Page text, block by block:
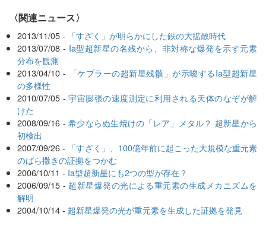
〈関連ニュース〉
2013/11/05 -
「すざく」が明らかにした鉄の大拡散時代
2013/07/08 - Ia型超新星の名残から、非対称な爆発を示す元素
分布を観測
2013/04/10 -
「ケプラーの超新星残骸」が示唆するIa型超新星
の多様性
2010/07/05 -宇宙膨張の速度測定に利用される天体のなぞが解
けた
2008/09/16 - 希少ならぬ生焼けの「レア」メタル？ 超新星から
初検出
2007/09/26 -
「すざく」、100億年前に起こった大規模な重元素
のばら撒きの証拠をつかむ
2006/10/11 - Ia型超新星にも2つの型が存在？
2006/09/15 - 超新星爆発の光による重元素の生成メカニズムを
解明
2004/10/14 - 超新星爆発の光が重元素を生成した証拠を発見